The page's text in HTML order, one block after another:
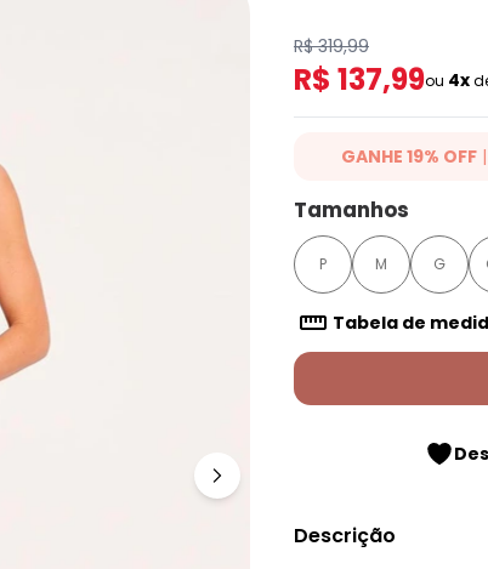
R$ 319,99
R$ 137,99ou 4x
GANHE 19% OFF
Ganhe 19% OFF Extra
cupom: QUINTESS19.
até 07/08/2026.
Tamanhos
P M G
Tabela de
Descrição